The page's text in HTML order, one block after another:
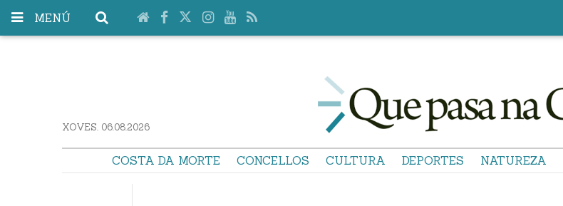
MENÚ
XOVES. 06.08.2026
COSTA DA MORTE CONCELLOS CULTURA DEPORTES NATUREZA